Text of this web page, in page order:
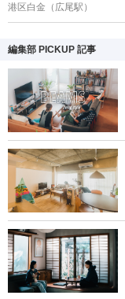
港区白金 （広尾駅）
編集部 PICKUP 記事